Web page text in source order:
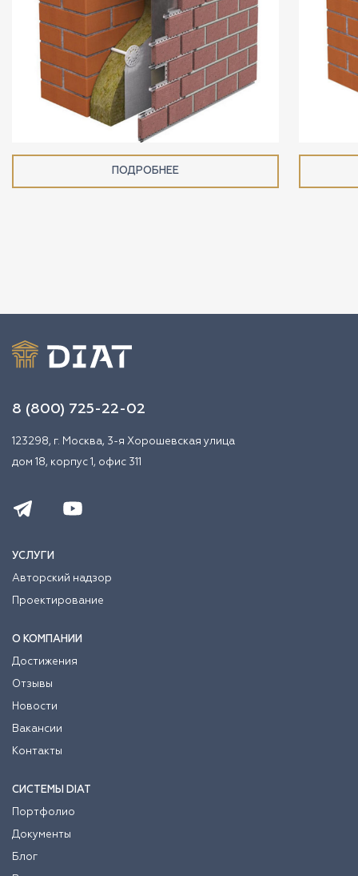
ПОДРОБНЕЕ
8 (800) 725-22-02
123298, г. Москва, 3-я Хорошевская улица
дом 18, корпус 1, офис 311
УСЛУГИ
Авторский надзор
Проектирование
О КОМПАНИИ
Достижения
Отзывы
Новости
Вакансии
Контакты
СИСТЕМЫ DIAT
Портфолио
Документы
Блог